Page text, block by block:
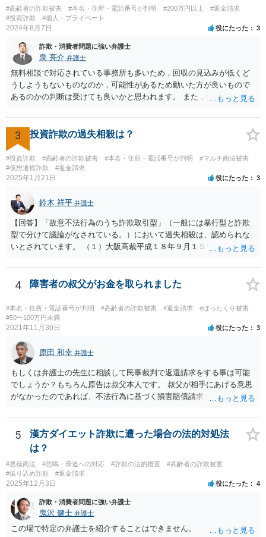
#高齢者の詐欺被害 #本名・住所・電話番号が判明 #200万円以上
#返金請求
#投資詐欺
#個人・プライベート
2024年8月7日 役にたった 3
詐欺・消費者問題に強い弁護士
泉 亮介 弁護士
無料相談で対応されている事務所も多いため，回収の見込みが低くど
うしようもないものなのか，可能性があるため動いた方が良いもので
あるのかの判断は受けても良いかと思われます。 また，依頼された弁
金がされる可能性もあるかと思われます。
3 投資詐欺の過失相殺は？
#投資詐欺 #高齢者の詐欺被害 #本名・住所・電話番号が判明
#マルチ商法被害
#仮想通貨詐欺
#返金請求
2025年1月21日 役にたった 3
鈴木 祥平 弁護士
【回答】「故意不法行為のうち詐欺取引型」（一般には暴行型と詐欺
型で分けて議論がなされている。）において過失相殺は、認められな
いとされています。 （１）大阪高裁平成１８年９月１５日裁判例 裁判
相殺は、本来文字通り過失のある当事者同士の損害の公平な分担調整
のための法制度であり、元来故意の不法行為の場合にはなじまないも
のというべきである。なぜなら、故意の不法行為は、加害者が悪意を
もって一方的に被害者に対して仕掛けるものであり、根本的に被害者
に生じた痛みをともに分け合うための基盤を欠く上、取引的不法行為
における加害者の故意は、通常、被害者の落ち度或いは弱み、不意、
不用意、不注意、未熟、無能、無知、愚昧等に対して向けられ、それ
らにつけ込むものであるから、被害者が加害者の思惑どおりに落ち度
等を示したからといって、これをもって被害者の過失と評価し、被害
者の加害者に対する損害賠償から被害者の落ち度等相当分を減額する
ことにすれば必ず不法行為の成果をその分確保することができること
になるが、そのような事態を容認することは、結果として、不法行為
て、故意の不法行為の場合、特段の事情がない限り、被害者の落ち度
等を過失と評価して損害額の減額事由とすることは許されない。」と
判示した。 （２）東京高等裁判所平成３０年５月２３日裁判例 裁判所
は、「故意ある不法行為（詐欺行為）に対する過失相殺の適用」につ
いて「本件のような故意による不法行為であって犯罪成立可能性すら
あるものによる被害について、過失相殺をすることは、極力避けるべ
きである。・・・過失相殺は、当事者間の公平を図るため、損害賠償
の額を定めるに当たって、被害者の過失を考慮する制度であるとこ
ろ、第１審被告らの不法行為は、故意による違法な詐欺行為であっ
4 障害者の叔父がお金を取られました
#本名・住所・電話番号が判明 #高齢者の詐欺被害 #返金請求
#ぼったくり被害
#50〜100万円未満
2021年11月30日 役にたった 3
原田 和幸 弁護士
もしくは弁護士の先生に相談して民事裁判で返還請求をする事は可能
でしょうか？もちろん原告は叔父本人です。 叔父が相手にあげる意思
がなかったのであれば、不法行為に基づく損害賠償請求とか不当利得
5
漢方ダイエット詐欺に遭った場合の法的対処法
は？
#悪徳商法 #恐喝・脅迫への対応 #詐欺の法的措置
#高齢者の詐欺被害
#振り込め詐欺
#返金請求
2025年12月3日 役にたった 4
詐欺・消費者問題に強い弁護士
鬼沢 健士 弁護士
この場で特定の弁護士を紹介することはできません。